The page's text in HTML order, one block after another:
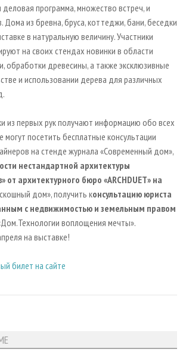
программа, множество встреч, и
Дома из бревна, бруса, коттеджи, бани, беседки
в натуральную величину. Участники
на своих стендах новинки в области
обработки древесины, а также эксклюзивные
и использовании дерева для различных
из первых рук получают информацию обо всех
посетить бесплатные консультации
на стенде журнала «Современный дом»,
нестандартной архитектуры
архитектурного бюро «ARCHDUET» на
дом», получить консультацию юриста
с недвижимостью и земельным правом
воплощения мечты».
на выставке!
билет на сайте